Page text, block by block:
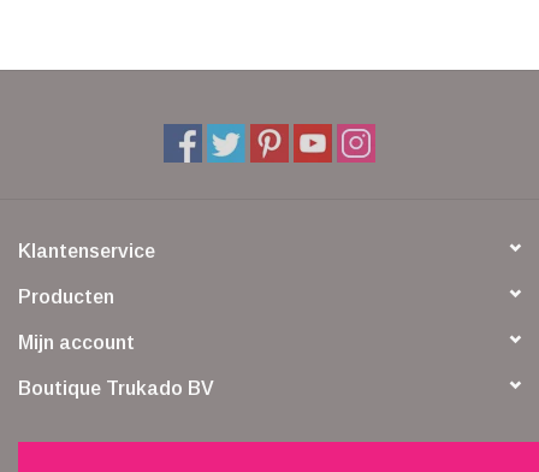
Klantenservice
Producten
Mijn account
Boutique Trukado BV